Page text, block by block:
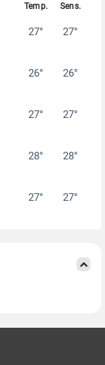
27° 27°
26° 26°
27° 27°
28° 28°
27° 27°